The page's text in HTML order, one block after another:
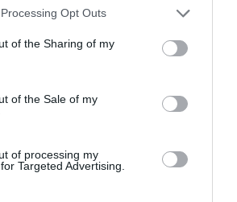
website/app uses one or more Google
or usage behaviour. You may click to
to Google and its third-party tags to
specified purposes in below Google
Opt Outs
of the Sharing of my
of the Sale of my
of processing my
Targeted Advertising.
lóerős sportautót 70 millióért?
feltuningolt Mercedes sportkombi
sportautó lexus